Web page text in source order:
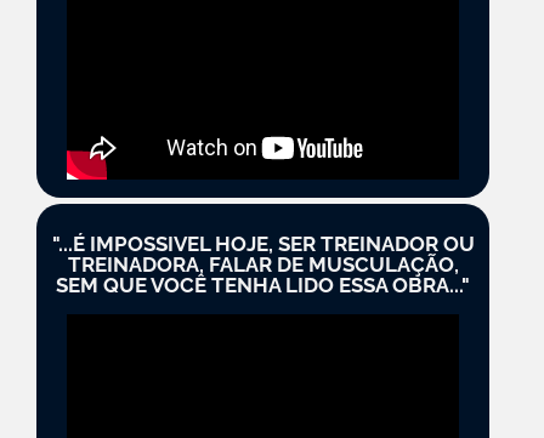
"...É IMPOSSIVEL HOJE, SER TREINADOR OU
TREINADORA, FALAR DE MUSCULAÇÃO,
SEM QUE VOCÊ TENHA LIDO ESSA OBRA..."​